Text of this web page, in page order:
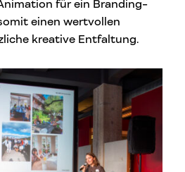
für ein Branding-
einen wertvollen
kreative Entfaltung.